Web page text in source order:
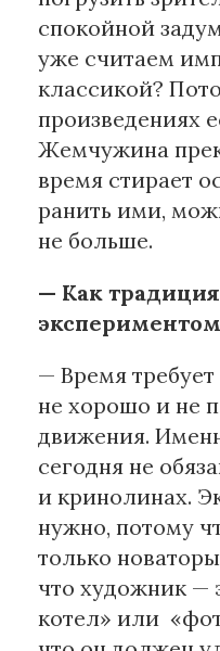
спокойной
уже считаем
классикой?
произведениях
Жемчужина
время стирает
ранить ими,
не больше.
— Как традиция
— Время
не хорошо и не
движения.
сегодня не
и кринолинах.
нужно, потому
только
что художник —
котел» или